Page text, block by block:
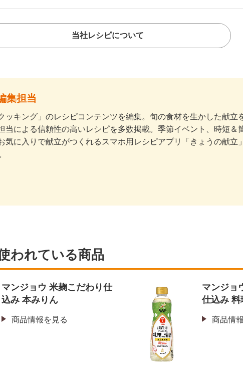
当社レシピについて
集担当
ッキング」のレシピコンテンツを編集。旬の食材を生かした献立
当による信頼性の高いレシピを多数掲載。季節イベント、時短＆
気に入りで献立がつくれるスマホ用レシピアプリ「きょうの献立
われている商品
マンジョウ 米麹こだわり仕
込み 本みりん
商品情報を見る
マンジョ
仕込み 料
商品情